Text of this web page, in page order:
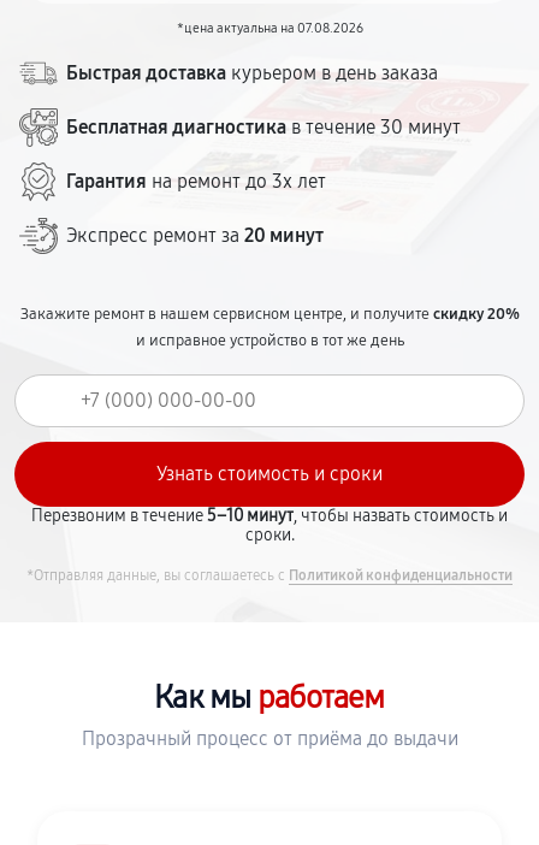
*цена актуальна на 07.08.2026
Быстрая доставка курьером в день заказа
Бесплатная диагностика в течение 30 минут
Гарантия на ремонт до 3х лет
Экспресс ремонт за 20 минут
Закажите ремонт в нашем сервисном центре, и получитескидку 20%
и исправное устройство в тот же день
Перезвоним в течение5–10 минут, чтобы назвать стоимость и
сроки.
*Отправляя данные, вы соглашаетесь с Политикой конфиденциальности
Как мы работаем
Прозрачный процесс от приёма до выдачи